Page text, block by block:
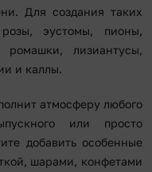
Для создания таких
эустомы, пионы,
лизиантусы,
и каллы.
атмосферу любого
или просто
добавить особенные
шарами, конфетами